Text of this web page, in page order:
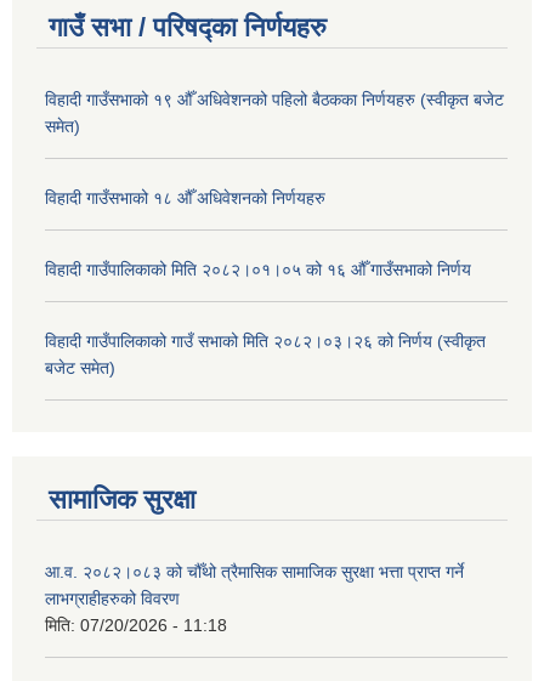
गाउँ सभा / परिषद्का निर्णयहरु
विहादी गाउँसभाको १९ औँ अधिवेशनको पहिलो बैठकका निर्णयहरु (स्वीकृत बजेट
समेत)
विहादी गाउँसभाको १८ औँ अधिवेशनको निर्णयहरु
विहादी गाउँपालिकाको मिति २०८२।०१।०५ को १६ औँ गाउँसभाको निर्णय
विहादी गाउँपालिकाको गाउँ सभाको मिति २०८२।०३।२६ को निर्णय (स्वीकृत
बजेट समेत)
सामाजिक सुरक्षा
आ.व. २०८२।०८३ को चौँथो त्रैमासिक सामाजिक सुरक्षा भत्ता प्राप्त गर्ने
लाभग्राहीहरुको विवरण
मिति: 07/20/2026 - 11:18